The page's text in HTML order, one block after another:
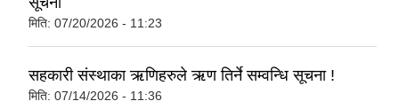
मिति: 07/20/2026 - 11:23
सहकारी संस्थाका ऋणिहरुले ऋण तिर्ने सम्वन्धि सूचना !
मिति: 07/14/2026 - 11:36